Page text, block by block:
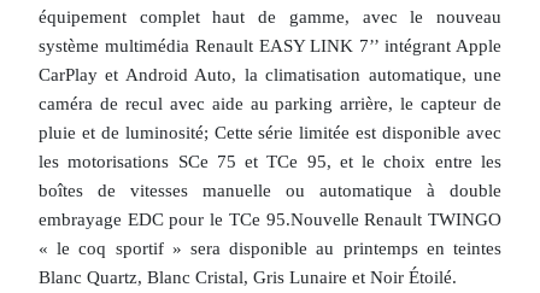
équipement complet haut de gamme, avec le nouveau
système multimédia Renault EASY LINK 7’’ intégrant Apple
CarPlay et Android Auto, la climatisation automatique, une
caméra de recul avec aide au parking arrière, le capteur de
pluie et de luminosité; Cette série limitée est disponible avec
les motorisations SCe 75 et TCe 95, et le choix entre les
boîtes de vitesses manuelle ou automatique à double
embrayage EDC pour le TCe 95.Nouvelle Renault TWINGO
« le coq sportif » sera disponible au printemps en teintes
Blanc Quartz, Blanc Cristal, Gris Lunaire et Noir Étoilé.